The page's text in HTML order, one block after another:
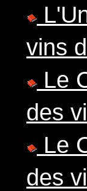
vins
Le
des
Le
des